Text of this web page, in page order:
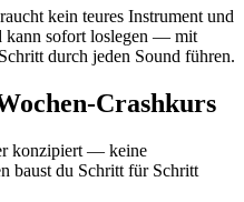
kein teures Instrument und
kann sofort loslegen — mit
durch jeden Sound führen.
Crashkurs
konzipiert — keine
baust du Schritt für Schritt